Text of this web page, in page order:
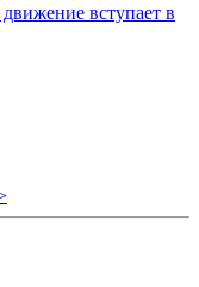
вступает в